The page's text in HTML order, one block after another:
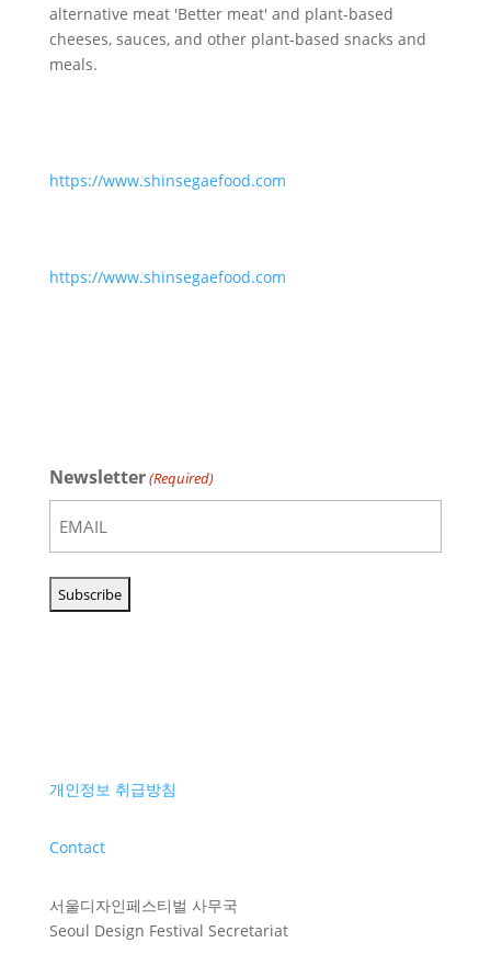
alternative meat 'Better meat' and plant-based
cheeses, sauces, and other plant-based snacks and
meals.
https://www.shinsegaefood.com
https://www.shinsegaefood.com
Newsletter(Required)
개인정보 취급방침
Contact
서울디자인페스티벌 사무국
Seoul Design Festival Secretariat